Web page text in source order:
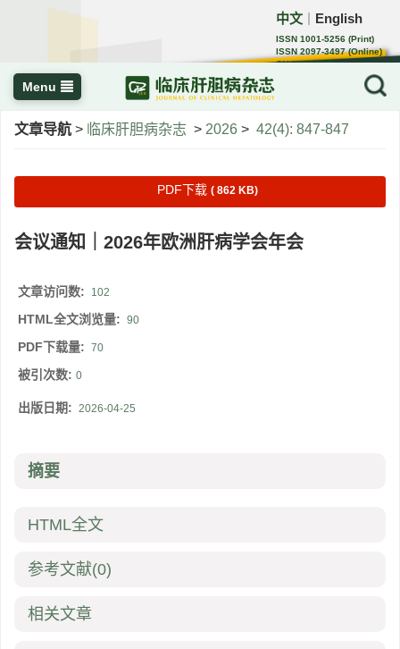
中文 English
ISSN 1001-5256 (Print)
ISSN 2097-3497 (Online)
CN 22-1108/R
Menu
文章导航 > 临床肝胆病杂志 > 2026 > 42(4): 847-847
PDF下载 ( 862 KB)
会议通知｜2026年欧洲肝病学会年会
文章访问数: 102
HTML全文浏览量: 90
PDF下载量: 70
被引次数: 0
出版日期: 2026-04-25
摘要
HTML全文
参考文献(0)
相关文章